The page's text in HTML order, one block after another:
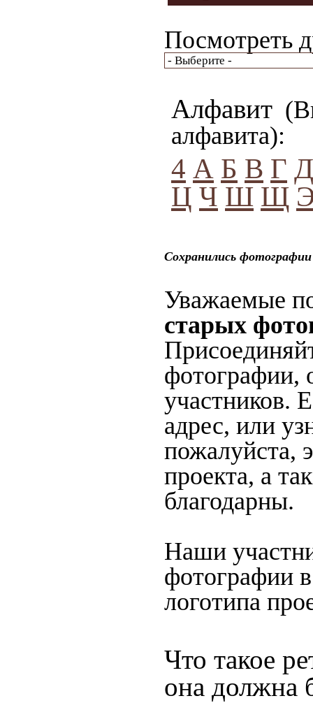
Посмотреть
Алфавит
алфавита):
4 А Б В Г Д
Ц Ч Ш Щ
Сохранились
Уважаемые
старых
фотографии,
участников.
адрес, или
пожалуйста,
проекта, а
благодарны.
Наши
фотографии
логотипа
Что такое
она должна